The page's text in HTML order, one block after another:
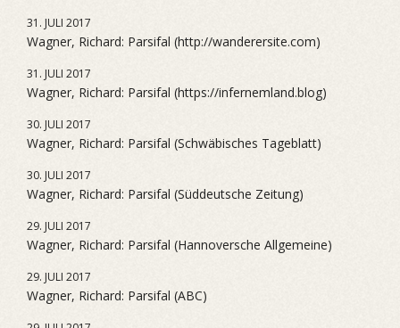
31. JULI 2017
Wagner, Richard: Parsifal (http://wanderersite.com)
31. JULI 2017
Wagner, Richard: Parsifal (https://infernemland.blog)
30. JULI 2017
Wagner, Richard: Parsifal (Schwäbisches Tageblatt)
30. JULI 2017
Wagner, Richard: Parsifal (Süddeutsche Zeitung)
29. JULI 2017
Wagner, Richard: Parsifal (Hannoversche Allgemeine)
29. JULI 2017
Wagner, Richard: Parsifal (ABC)